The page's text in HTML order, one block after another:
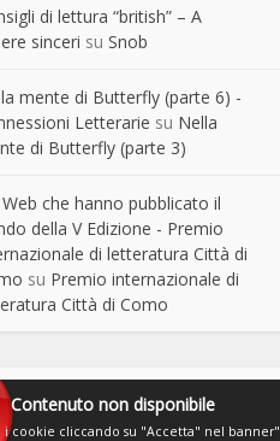
di lettura “british” – A
sinceri su Snob
mente di Butterfly (parte 6) -
Letterarie su Nella
di Butterfly (parte 3)
che hanno pubblicato il
della V Edizione - Premio
di letteratura Città di
su Premio internazionale di
Città di Como
Contenuto non disponibile
i cookie cliccando su "Accetta" nel banner"